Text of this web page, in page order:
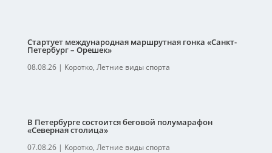
Стартует международная маршрутная гонка «Санкт-
Петербург – Орешек»
08.08.26| Коротко, Летние виды спорта
В Петербурге состоится беговой полумарафон
«Северная столица»
07.08.26| Коротко, Летние виды спорта